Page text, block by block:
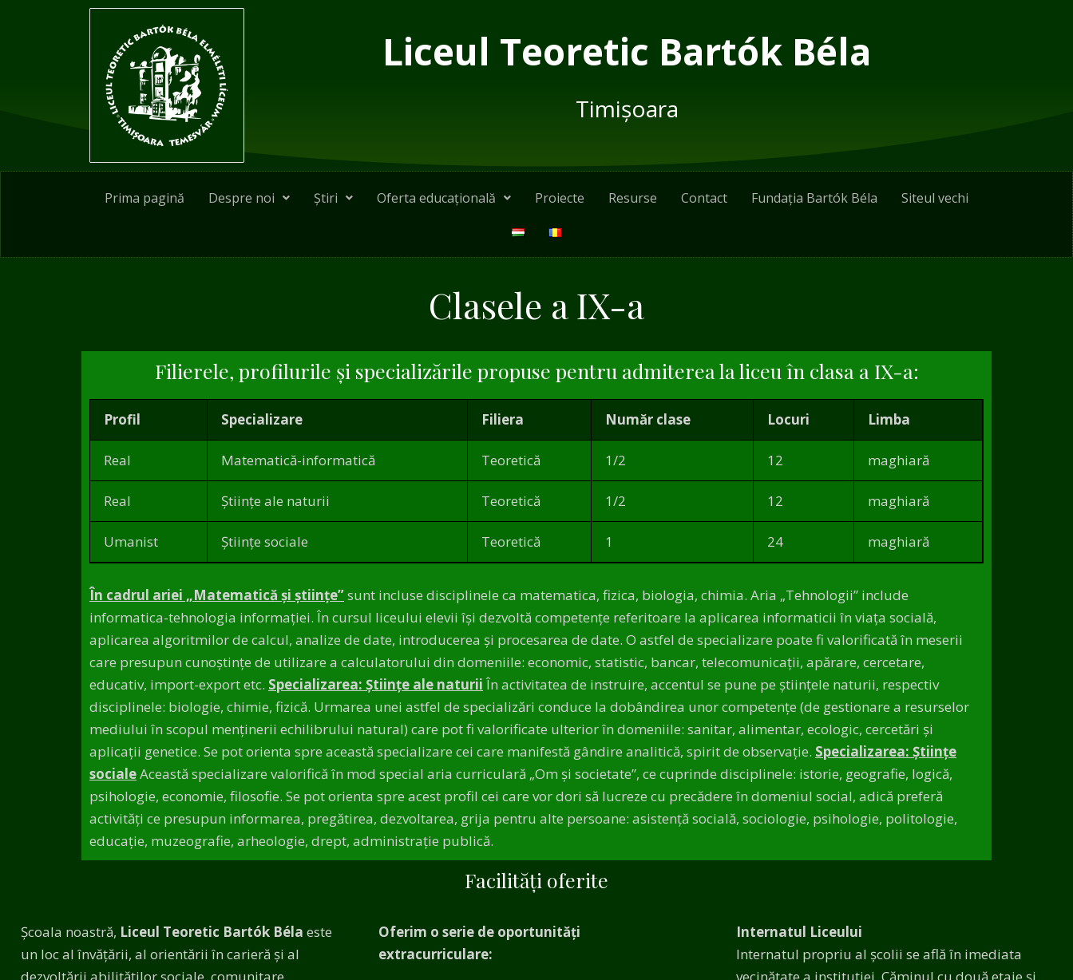
Liceul Teoretic Bartók Béla
Timișoara
Prima pagină Despre noi Știri Oferta educațională Proiecte Resurse Contact Fundația Bartók Béla Siteul vechi
Clasele a IX-a
Filierele, profilurile și specializările propuse pentru admiterea la liceu în clasa a IX-a:
Profil Specializare Filiera Număr clase Locuri Limba
Real Matematică-informatică Teoretică 1/2 12 maghiară
Real Științe ale naturii Teoretică 1/2 12 maghiară
Umanist Științe sociale Teoretică 1 24 maghiară
În cadrul ariei „Matematică și știinţe”sunt incluse disciplinele ca matematica, fizica, biologia, chimia. Aria „Tehnologii” include
informatica-tehnologia informaţiei. În cursul liceului elevii își dezvoltă competenţe referitoare la aplicarea informaticii în viaţa socială,
aplicarea algoritmilor de calcul, analize de date, introducerea și procesarea de date. O astfel de specializare poate fi valorificată în meserii
care presupun cunoștinţe de utilizare a calculatorului din domeniile: economic, statistic, bancar, telecomunicaţii, apărare, cercetare,
educativ, import-export etc. Specializarea: Științe ale naturiiÎn activitatea de instruire, accentul se pune pe științele naturii, respectiv
disciplinele: biologie, chimie, fizică. Urmarea unei astfel de specializări conduce la dobândirea unor competenţe (de gestionare a resurselor
mediului în scopul menţinerii echilibrului natural) care pot fi valorificate ulterior în domeniile: sanitar, alimentar, ecologic, cercetări și
aplicaţii genetice. Se pot orienta spre această specializare cei care manifestă gândire analitică, spirit de observaţie. Specializarea: Științe
socialeAceastă specializare valorifică în mod special aria curriculară „Om și societate”, ce cuprinde disciplinele: istorie, geografie, logică,
psihologie, economie, filosofie. Se pot orienta spre acest profil cei care vor dori să lucreze cu precădere în domeniul social, adică preferă
activităţi ce presupun informarea, pregătirea, dezvoltarea, grija pentru alte persoane: asistenţă socială, sociologie, psihologie, politologie,
educaţie, muzeografie, arheologie, drept, administraţie publică.
Facilități oferite
Școala noastră, Liceul Teoretic Bartók Béla este
un loc al învățării, al orientării în carieră și al
dezvoltării abilităților sociale, comunitare.
Oferim o serie de oportunități
extracurriculare:
Internatul Liceului
Internatul propriu al școlii se află în imediata
vecinătate a instituției. Căminul cu două etaje și